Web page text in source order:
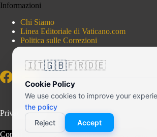
Informazioni
Chi Siamo
Linea Editoriale di Vaticano.com
Politica sulle Correzioni
Privacy Policy
Copyright © 2026 - Vaticano.com - Portale
🇮🇹🇬🇧🇫🇷🇩🇪
Cookie Policy
We use cookies to improve your
the policy
Reject
Accept